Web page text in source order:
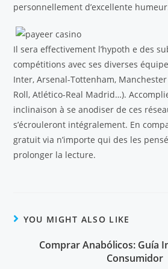
personnellement d’excellente
Il sera effectivement l’hypoth e des
compétitions avec ses diverses
Inter, Arsenal-Tottenham,
Roll, Atlético-Real Madrid…).
inclinaison à se anodiser de ces
s’écrouleront intégralement. En
gratuit via n’importe qui des les
prolonger la lecture.
YOU MIGHT ALSO LIKE
Comprar Anabólicos: Guía
Consumidor